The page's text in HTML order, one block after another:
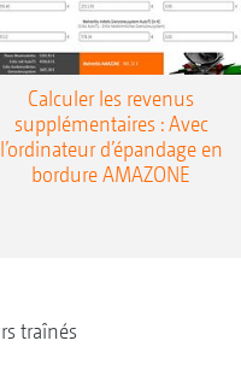
Calculer les revenus
supplémentaires : Avec
l’ordinateur d’épandage en
bordure AMAZONE
traînés